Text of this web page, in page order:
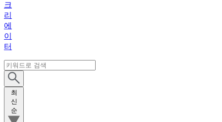
크
리
에
이
터
최
신
순